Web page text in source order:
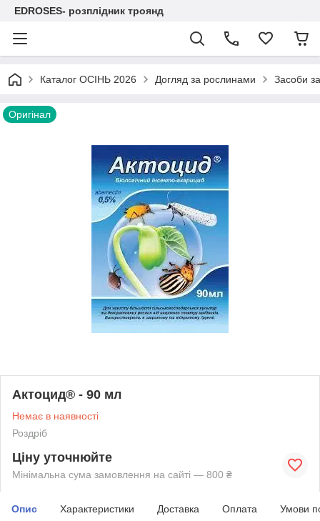
EDROSES- розплідник троянд
Каталог ОСІНЬ 2026 Догляд за рослинами Засоби
Оригінал
Актоцид® - 90 мл
Немає в наявності
Роздріб
Ціну уточнюйте
Мінімальна сума замовлення на сайті — 800 ₴
Опис Характеристики Доставка Оплата Умови